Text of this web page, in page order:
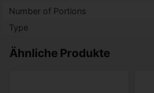
Ähnliche Produkte
Number of Portions
Type